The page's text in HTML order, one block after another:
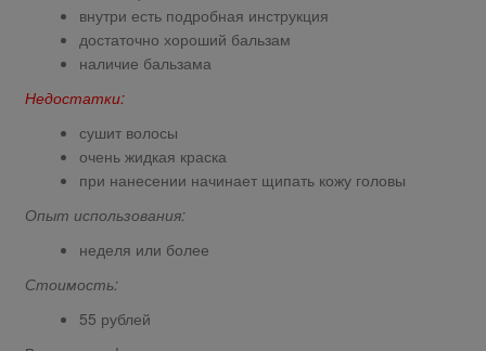
внутри есть подробная инструкция
достаточно хороший бальзам
наличие бальзама
Недостатки:
сушит волосы
очень жидкая краска
при нанесении начинает щипать кожу головы
Опыт использования:
неделя или более
Стоимость:
55 рублей